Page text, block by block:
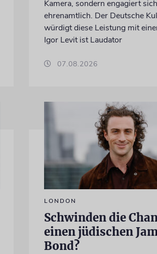
Kamera, sondern engagiert
ehrenamtlich. Der Deutsche
würdigt diese Leistung mit
Igor Levit ist Laudator
07.08.2026
LONDON
Schwinden die
einen jüdischen
Bond?